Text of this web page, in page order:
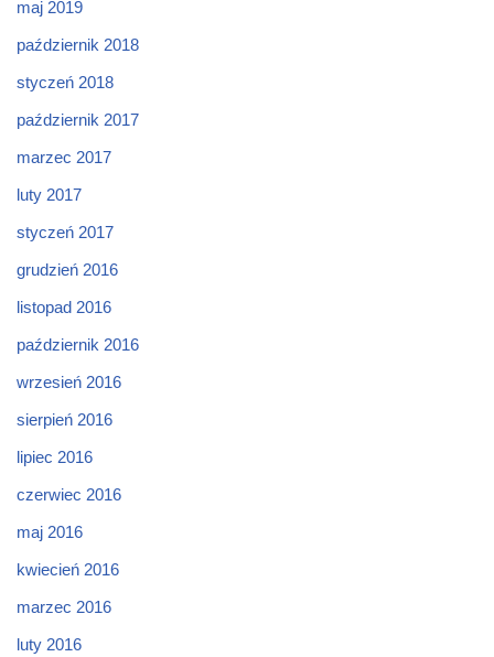
maj 2019
październik 2018
styczeń 2018
październik 2017
marzec 2017
luty 2017
styczeń 2017
grudzień 2016
listopad 2016
październik 2016
wrzesień 2016
sierpień 2016
lipiec 2016
czerwiec 2016
maj 2016
kwiecień 2016
marzec 2016
luty 2016